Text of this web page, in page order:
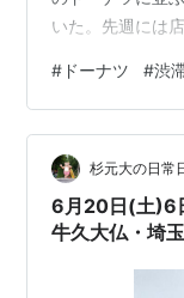
いた。先週には
ましかもしれな
車場の隅に作ら
えず店の入口を
駐車場が広くな
なドーナツとコ
迷惑することに
# ドーナツ #渋
杉元大の日常
6月20日(土)6
牛久大仏・埼